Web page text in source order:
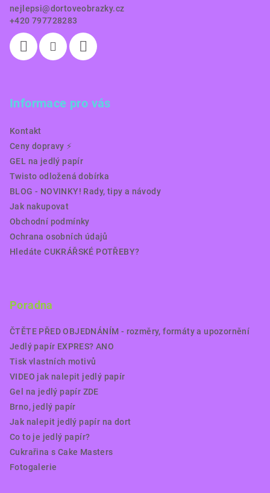
nejlepsi@dortoveobrazky.cz
+420 797728283
Informace pro vás
Kontakt
Ceny dopravy ⚡️
GEL na jedlý papír
Twisto odložená dobírka
BLOG - NOVINKY! Rady, tipy a návody
Jak nakupovat
Obchodní podmínky
Ochrana osobních údajů
Hledáte CUKRÁŘSKÉ POTŘEBY?
Poradna
ČTĚTE PŘED OBJEDNÁNÍM - rozměry, formáty a upozornění
Jedlý papír EXPRES? ANO
Tisk vlastních motivů
VIDEO jak nalepit jedlý papír
Gel na jedlý papír ZDE
Brno, jedlý papír
Jak nalepit jedlý papír na dort
Co to je jedlý papír?
Cukrařina s Cake Masters
Fotogalerie